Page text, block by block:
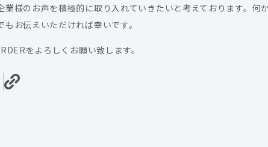
業様のお声を積極的に取り入れていきたいと考えております。何
もお伝えいただければ幸いです。
をよろしくお願い致します。